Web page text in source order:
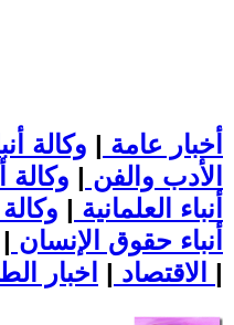
أخبار عامة | وكالة
الأدب والفن | وكالة
أنباء العلمانية |
أنباء حقوق الإنسان |
الاقتصاد | |